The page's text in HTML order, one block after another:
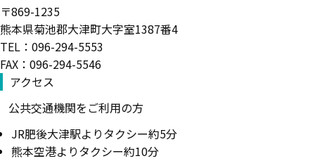
〒869-1235
熊本県菊池郡大津町大字室1387番4
TEL：096-294-5553
FAX：096-294-5546
アクセス
公共交通機関をご利用の方
JR肥後大津駅よりタクシー約5分
熊本空港よりタクシー約10分